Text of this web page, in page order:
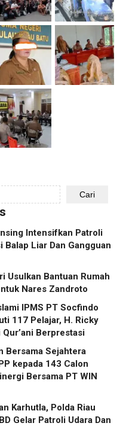
Cari
Intensifkan Patroli
Balap Liar Dan Gangguan
Usulkan Bantuan Rumah
Nares Zandroto
IPMS PT Socfindo
117 Pelajar, H. Ricky
Berprestasi
Bersama Sejahtera
kepada 143 Calon
Bersama PT WIN
Karhutla, Polda Riau
Gelar Patroli Udara Dan